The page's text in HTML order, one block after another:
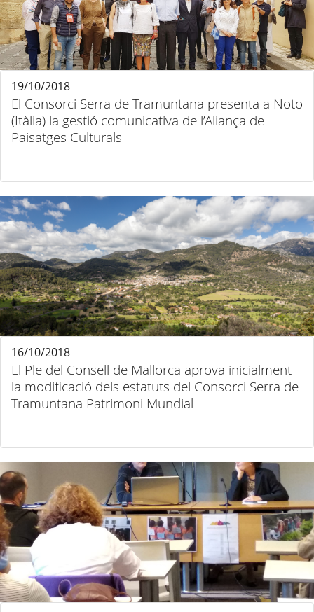
El Consorci Serra de Tramuntana presenta a Noto
(Itàlia) la gestió comunicativa de l’Aliança de
Paisatges Culturals
19/10/2018
El Ple del Consell de Mallorca aprova inicialment
la modificació dels estatuts del Consorci Serra de
Tramuntana Patrimoni Mundial
16/10/2018